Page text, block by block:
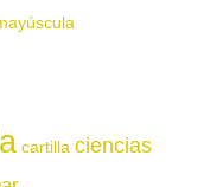
cartilla ciencias